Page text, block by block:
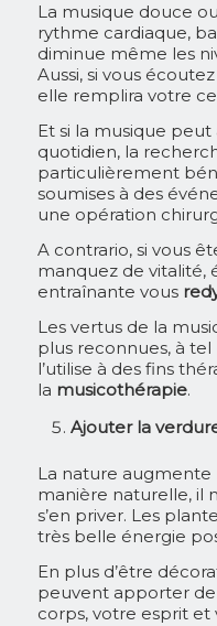
La musique douce
rythme cardiaque,
diminue même les
Aussi, si vous
elle remplira votre
Et si la musique peut
quotidien, la
particulièrement
soumises à des
une opération
A contrario, si vous
manquez de vitalité,
entraînante vous
Les vertus de la
plus reconnues, à
l’utilise à des fins
la musicothérapie.
Ajouter la
La nature augmente
manière naturelle, il
s’en priver. Les
très belle énergie
En plus d’être
peuvent apporter
corps, votre esprit et